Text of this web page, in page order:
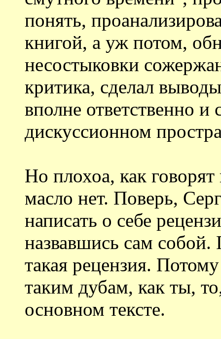
понять,
книгой, а уж потом,
несостыковки
критика, сделал
вполне ответственно
дискуссионном
Но плохоа, как говорят
масло нет. Поверь,
написать о себе
назвавшись сам собой.
такая рецензия.
таким дубам, как ты,
основном тексте.